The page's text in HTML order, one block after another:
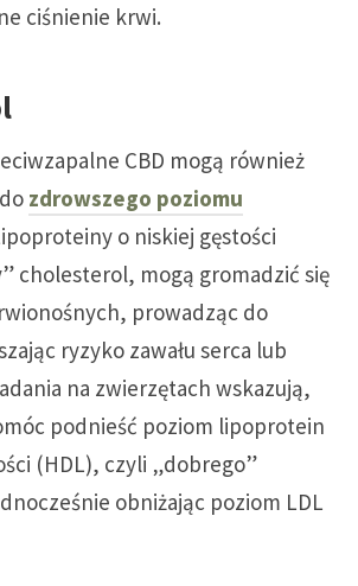
ciśnienie krwi.
CBD mogą również
zdrowszego poziomu
o niskiej gęstości
cholesterol, mogą gromadzić się
prowadząc do
ryzyko zawału serca lub
na zwierzętach wskazują,
podnieść poziom lipoprotein
(HDL), czyli „dobrego”
obniżając poziom LDL